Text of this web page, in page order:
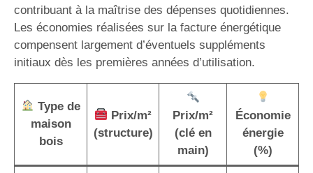
contribuant à la maîtrise des dépenses quotidiennes.
Les économies réalisées sur la facture énergétique
compensent largement d’éventuels suppléments
initiaux dès les premières années d’utilisation.
Type de
maison
bois
Prix/m²
(structure)
Prix/m²
(clé en
main)
Économie
énergie
(%)